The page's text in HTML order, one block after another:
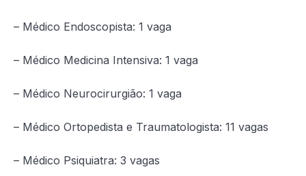
– Médico Endoscopista: 1 vaga
– Médico Medicina Intensiva: 1 vaga
– Médico Neurocirurgião: 1 vaga
– Médico Ortopedista e Traumatologista: 11 vagas
– Médico Psiquiatra: 3 vagas